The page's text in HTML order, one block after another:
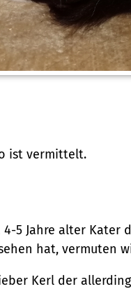
ist vermittelt.
4-5 Jahre alter
hat, vermuten
Kerl der